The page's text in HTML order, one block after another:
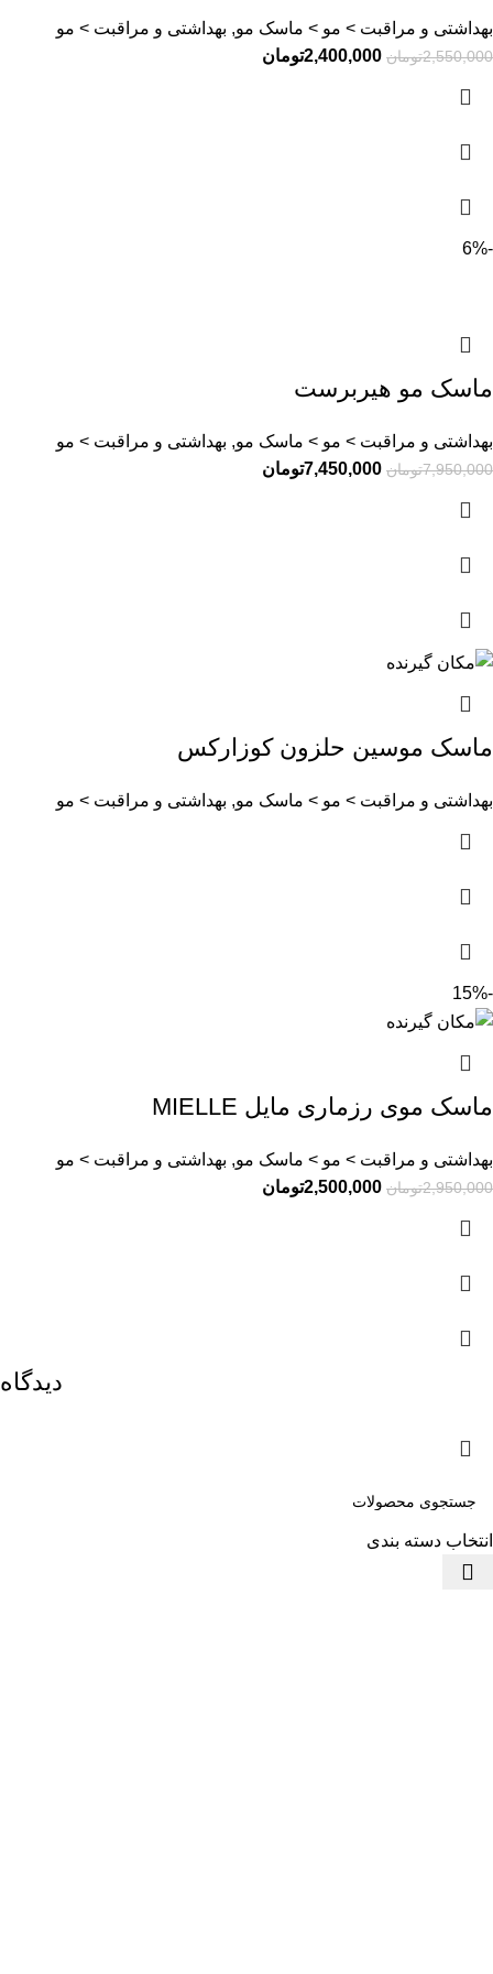
بهداشتی و مراقبت > مو > ماسک مو, بهداشتی و مراقبت > مو
2,550,000تومان 2,400,000تومان
-6%
ماسک مو هیربرست
بهداشتی و مراقبت > مو > ماسک مو, بهداشتی و مراقبت > مو
7,950,000تومان 7,450,000تومان
ماسک موسین حلزون کوزارکس
بهداشتی و مراقبت > مو > ماسک مو, بهداشتی و مراقبت > مو
-15%
ماسک موی رزماری مایل MIELLE
بهداشتی و مراقبت > مو > ماسک مو, بهداشتی و مراقبت > مو
2,950,000تومان 2,500,000تومان
دیدگاه
انتخاب دسته بندی